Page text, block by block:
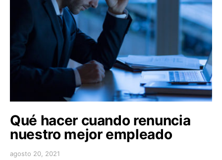
Qué hacer cuando renuncia
nuestro mejor empleado
agosto 20, 2021